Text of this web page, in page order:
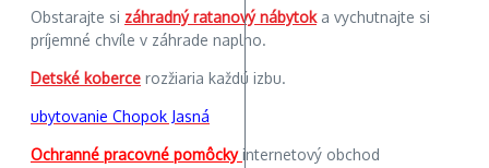
Obstarajte si záhradný ratanový nábytoka vychutnajte si
príjemné chvíle v záhrade naplno.
Detské koberce rozžiaria každú izbu.
ubytovanie Chopok Jasná
Ochranné pracovné pomôckyinternetový obchod